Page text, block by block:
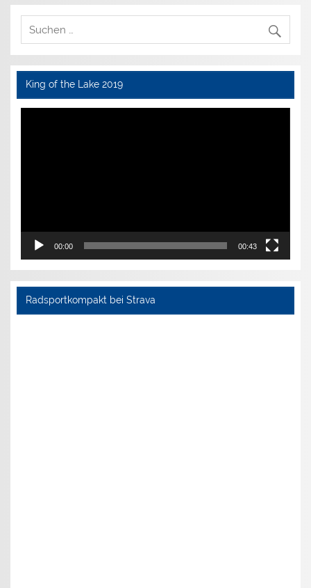
King of the Lake 2019
00:00 00:43
Radsportkompakt bei Strava